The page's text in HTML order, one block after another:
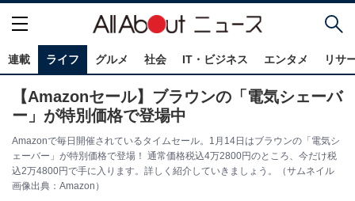
連載 ライフ グルメ 社会 IT・ビジネス エンタメ リサ
【Amazonセール】ブラウンの「電気シェーバ
ー」が特別価格で登場中
Amazonで毎日開催されているタイムセール。1月14日はブラウンの「電気シ
ェーバー」が特別価格で登場！ 通常価格税込4万2800円のところ、今だけ税
込2万4800円で手に入ります。詳しく紹介していきましょう。（サムネイル
画像出典：Amazon）